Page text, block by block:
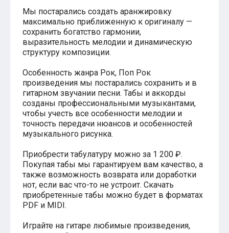
Хатико
Реквием по мечте
Пираты Карибского моря
Сумерки
Величайший шоумен
Ла ла Ленд
Ромео и Джульетта (1968)
Бумер
Аладдин (2019)
Король лев (2019)
Брат-2
Властелин колец: Братство Кольца
Гордость и предубеждение
Классическая музыка
Времена года - Вивальди
Времена года - Чайковский
Сонаты Бетховена
Ноты для вальса
Из мультфильмов
Холодное сердце
Мы постарались создать аранжировку
максимально приближенную к оригиналу —
сохранить богатство гармонии,
выразительность мелодии и динамическую
структуру композиции.
Особенность жанра Рок, Поп Рок
произведения мы постарались сохранить и в
гитарном звучании песни. Табы и аккорды
созданы профессиональными музыкантами,
чтобы учесть все особенности мелодии и
точность передачи нюансов и особенностей
музыкального рисунка.
Приобрести табулатуру можно за 1 200 ₽.
Покупая табы мы гарантируем вам качество, а
также возможность возврата или доработки
нот, если вас что-то не устроит. Скачать
приобретенные табы можно будет в форматах
PDF и MIDI.
Играйте на гитаре любимые произведения,